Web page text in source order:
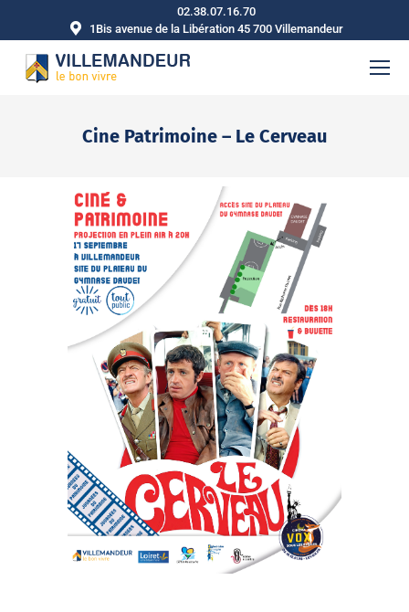
02.38.07.16.70
1Bis avenue de la Libération 45 700 Villemandeur
Cine Patrimoine – Le Cerveau